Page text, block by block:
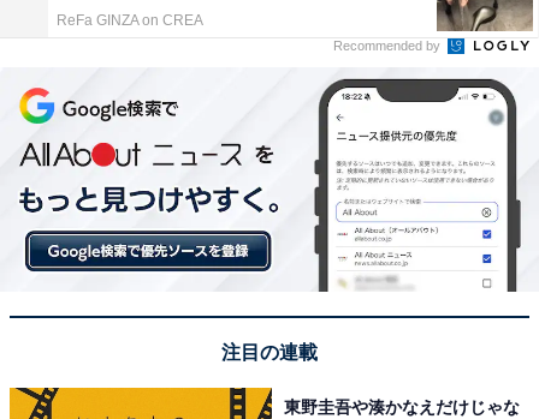
ReFa GINZA on CREA
Recommended by
注目の連載
東野圭吾や湊かなえだけじゃな